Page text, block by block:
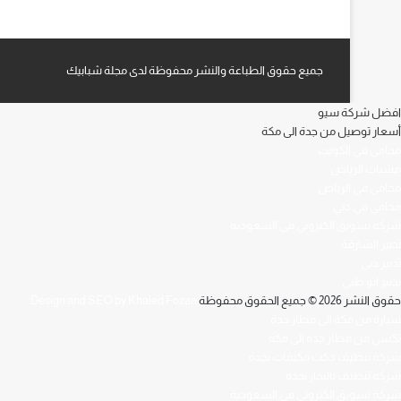
جميع حقوق الطباعة والنشر محفوظة لدى مجلة شبابيك
افضل شركة سيو
أسعار توصيل من جدة الى مكة
حقوق النشر 2026 © جميع الحقوق محفوظة